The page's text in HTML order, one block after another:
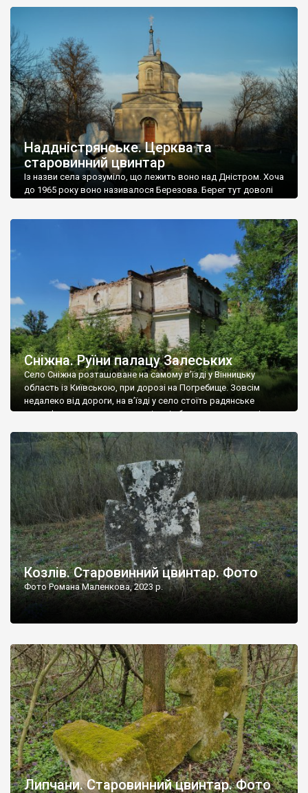
старовинний цвинтар із кам’яними хрестами. Всі епітафії, які
збереглися, написані кирилицею, церковнослов’янською
мовою. За всіма традиційними ознаками – цвинтар
український. Хрести датуються 19 століттям. У 1924-1940
роках Болган […]
Наддністрянське. Церква та
старовинний цвинтар
Із назви села зрозуміло, що лежить воно над Дністром. Хоча
до 1965 року воно називалося Березова. Берег тут доволі
Наддністрянське відрізняється від більшості навколишніх
сіл. У селі є мурована Михайлівська церква. Точної дати […]
Сніжна. Руїни палацу Залеських
Село Сніжна розташоване на самому в’їзді у Вінницьку
область із Київською, при дорозі на Погребище. Зовсім
недалеко від дороги, на в’їзді у село стоїть радянське
рельєфне пано, яке показує жінку і яблуню, а трохи далі, десь
не видно, але видно дві стареньких колії у траві – […]
Козлів. Старовинний цвинтар. Фото
Фото Романа Маленкова, 2023 р.
Липчани. Старовинний цвинтар. Фото